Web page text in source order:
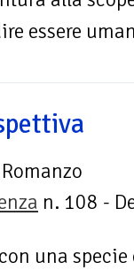
essere
| Romanzo
n. 108 -
una specie